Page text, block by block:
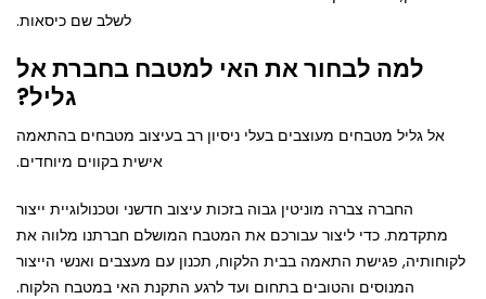
לשלב שם כיסאות.
למה לבחור את האי למטבח בחברת אל
גליל?
אל גליל מטבחים מעוצבים בעלי ניסיון רב בעיצוב מטבחים בהתאמה
אישית בקווים מיוחדים.
החברה צברה מוניטין גבוה בזכות עיצוב חדשני וטכנולוגיית ייצור
מתקדמת. כדי ליצור עבורכם את המטבח המושלם חברתנו מלווה את
לקוחותיה, פגישת התאמה בבית הלקוח, תכנון עם מעצבים ואנשי הייצור
המנוסים והטובים בתחום ועד לרגע התקנת האי במטבח הלקוח.